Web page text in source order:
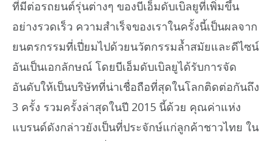
ที่มีต่อรถยนต์รุ่นต่างๆ ของบีเอ็มดับเบิลยูที่เพิ่มขึ้น
อย่างรวดเร็ว ความสำเร็จของเราในครั้งนี้เป็นผลจาก
ยนตรกรรมที่เปี่ยมไปด้วยนวัตกรรมล้ำสมัยและดีไซน์
อันเป็นเอกลักษณ์ โดยบีเอ็มดับเบิลยูได้รับการจัด
อันดับให้เป็นบริษัทที่น่าเชื่อถือที่สุดในโลกติดต่อกันถึง
3 ครั้ง รวมครั้งล่าสุดในปี 2015 นี้ด้วย คุณค่าแห่ง
แบรนด์ดังกล่าวยังเป็นที่ประจักษ์แก่ลูกค้าชาวไทย ใน